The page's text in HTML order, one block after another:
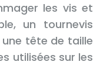
les vis et
un tournevis
tête de taille
utilisées sur les